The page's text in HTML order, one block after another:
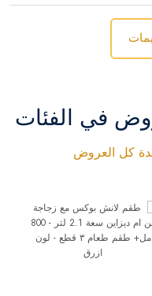
في الفئات
كل العروض